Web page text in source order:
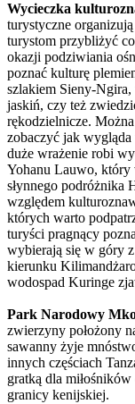
Wycieczka
turystyczne
turystom przybliżyć
okazji podziwiania
poznać kulturę
szlakiem Sieny-
jaskiń, czy też
rękodzielnicze.
zobaczyć jak
duże wrażenie robi
Yohanu Lauwo, który
słynnego podróżnika
względem
których warto
turyści pragnący
wybierają się w góry
kierunku
wodospad Kuringe
Park Narodowy
zwierzyny położony
sawanny żyje
innych częściach
gratką dla
granicy kenijskiej.